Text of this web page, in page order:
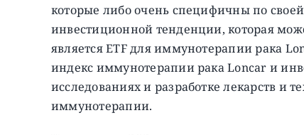
которые либо очень специфичны по
инвестиционной тенденции, которая
является ETF для иммунотерапии рака
индекс иммунотерапии рака Loncar и
исследованиях и разработке лекарств и
иммунотерапии.